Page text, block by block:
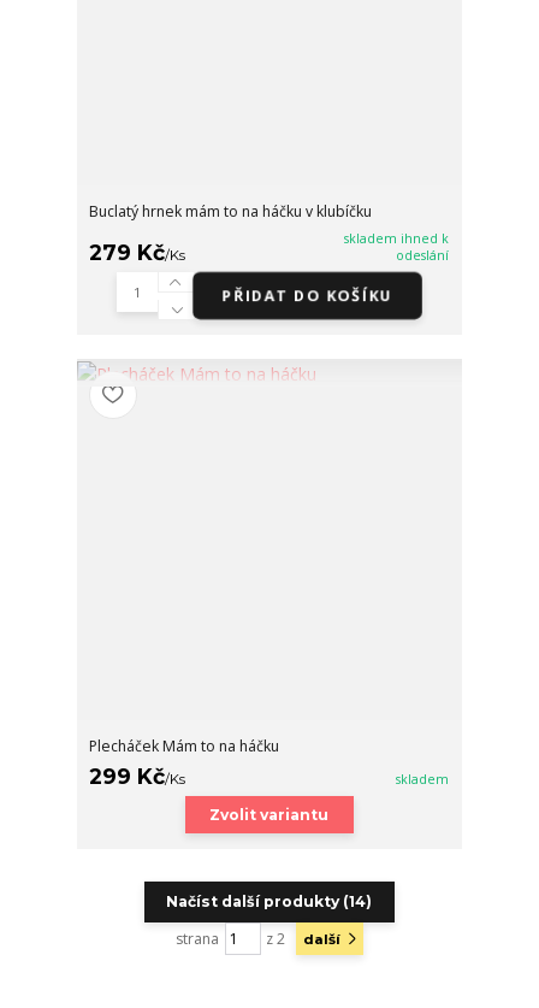
Buclatý hrnek mám to na háčku v klubíčku
279 Kč/Ks
skladem ihned k
odeslání
PŘIDAT DO KOŠÍKU
Plecháček Mám to na háčku
299 Kč/Ks skladem
Zvolit variantu
Načíst další produkty (14)
strana z 2 další